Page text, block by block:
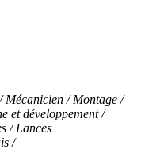
Mécanicien / Montage /
et développement /
/ Lances
/